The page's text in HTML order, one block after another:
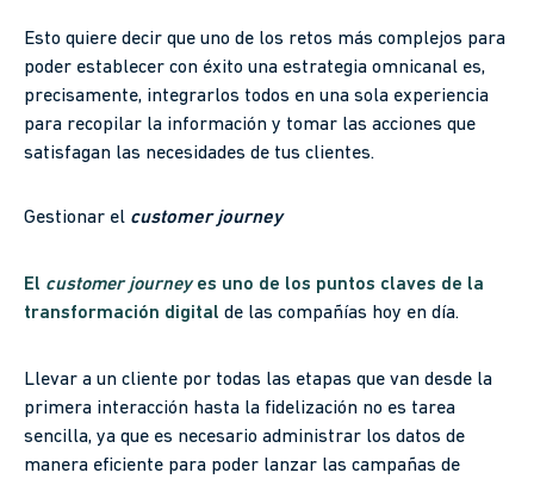
Esto quiere decir que uno de los retos más complejos para
poder establecer con éxito una estrategia omnicanal es,
precisamente, integrarlos todos en una sola experiencia
para recopilar la información y tomar las acciones que
satisfagan las necesidades de tus clientes.
Gestionar el customer journey
El customer journeyes uno de los puntos claves de la
transformación digital de las compañías hoy en día.
Llevar a un cliente por todas las etapas que van desde la
primera interacción hasta la fidelización no es tarea
sencilla, ya que es necesario administrar los datos de
manera eficiente para poder lanzar las campañas de